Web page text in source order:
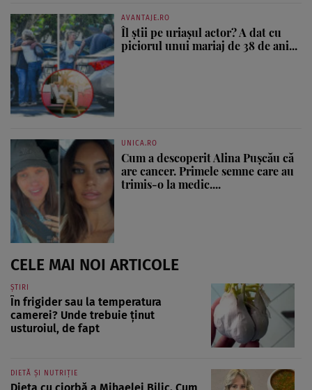
AVANTAJE.RO
Îl știi pe uriașul actor? A dat cu
piciorul unui mariaj de 38 de ani...
UNICA.RO
Cum a descoperit Alina Pușcău că
are cancer. Primele semne care au
trimis-o la medic....
CELE MAI NOI ARTICOLE
ȘTIRI
În frigider sau la temperatura
camerei? Unde trebuie ținut
usturoiul, de fapt
DIETĂ ȘI NUTRIȚIE